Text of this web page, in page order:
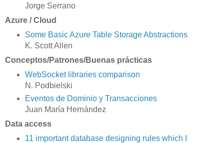
Jorge Serrano
Azure / Cloud
Some Basic Azure Table Storage Abstractions
K. Scott Allen
Conceptos/Patrones/Buenas prácticas
WebSocket libraries comparison
N. Podbielski
Eventos de Dominio y Transacciones
Juan María Hernández
Data access
11 important database designing rules which I